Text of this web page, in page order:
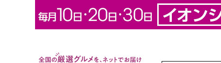
全国の厳選グルメを、ネットでお届け イオンショップ